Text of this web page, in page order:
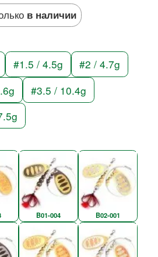
в наличии
#1.5 / 4.5g
#2 / 4.7g
#3.5 / 10.4g
B01-004 B02-001